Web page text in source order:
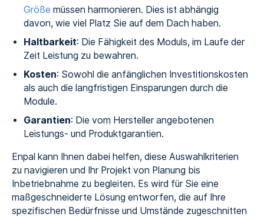
Größe müssen harmonieren. Dies ist abhängig
davon, wie viel Platz Sie auf dem Dach haben.
Haltbarkeit: Die Fähigkeit des Moduls, im Laufe der
Zeit Leistung zu bewahren.
Kosten: Sowohl die anfänglichen Investitionskosten
als auch die langfristigen Einsparungen durch die
Module.
Garantien: Die vom Hersteller angebotenen
Leistungs- und Produktgarantien.
Enpal kann Ihnen dabei helfen, diese Auswahlkriterien
zu navigieren und Ihr Projekt von Planung bis
Inbetriebnahme zu begleiten. Es wird für Sie eine
maßgeschneiderte Lösung entworfen, die auf Ihre
spezifischen Bedürfnisse und Umstände zugeschnitten